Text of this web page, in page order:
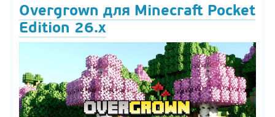
Overgrown для Minecraft Pocket
Edition 26.x